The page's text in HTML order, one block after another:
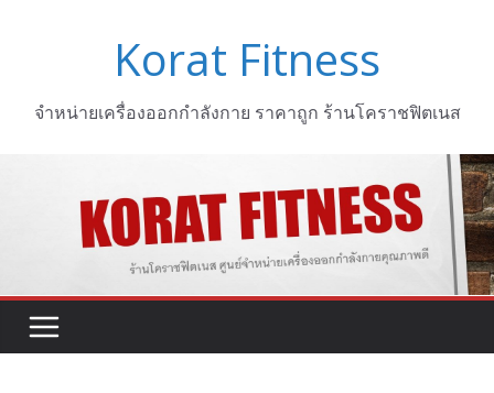
Korat Fitness
จำหน่ายเครื่องออกกำลังกาย ราคาถูก ร้านโคราชฟิตเนส